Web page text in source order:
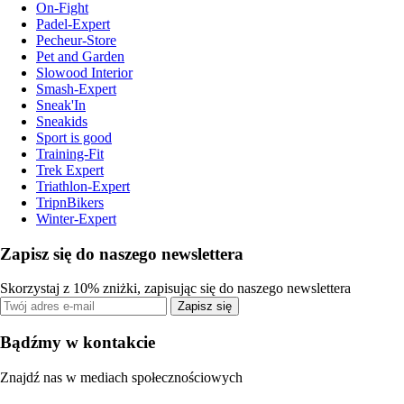
On-Fight
Padel-Expert
Pecheur-Store
Pet and Garden
Slowood Interior
Smash-Expert
Sneak'In
Sneakids
Sport is good
Training-Fit
Trek Expert
Triathlon-Expert
TripnBikers
Winter-Expert
Zapisz się do naszego newslettera
Skorzystaj z 10% zniżki, zapisując się do naszego newslettera
Zapisz się
Bądźmy w kontakcie
Znajdź nas w mediach społecznościowych